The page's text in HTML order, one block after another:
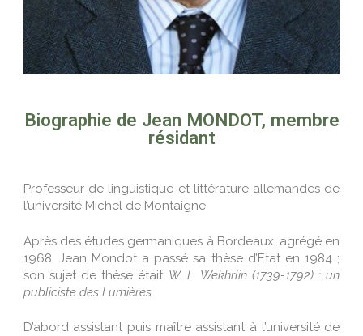
PUBLICATIONS DES MEMBRES
Biographie de Jean MONDOT, membre
résidant
Professeur de linguistique et littérature allemandes de
l’université Michel de Montaigne
Après des études germaniques à Bordeaux, agrégé en
1968, Jean Mondot a passé sa thèse d’Etat en 1984 ;
son sujet de thèse était W. L. Wekhrlin (1739-1792) : un
publiciste des Lumières.
D’abord assistant puis maître assistant à l’université de